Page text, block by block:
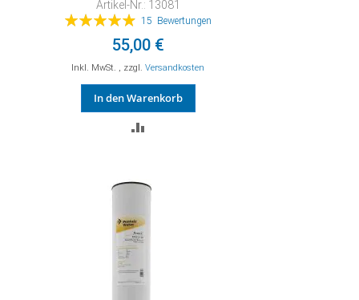
Artikel-Nr.: 13081
Bewertung:
15 Bewertungen
55,00 €
Inkl. MwSt. , zzgl.Versandkosten
In den Warenkorb
HINZUFÜGEN